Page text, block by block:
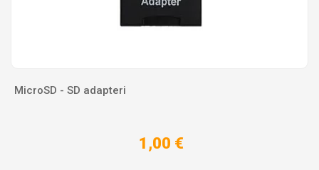
MicroSD - SD adapteri
1,00 €